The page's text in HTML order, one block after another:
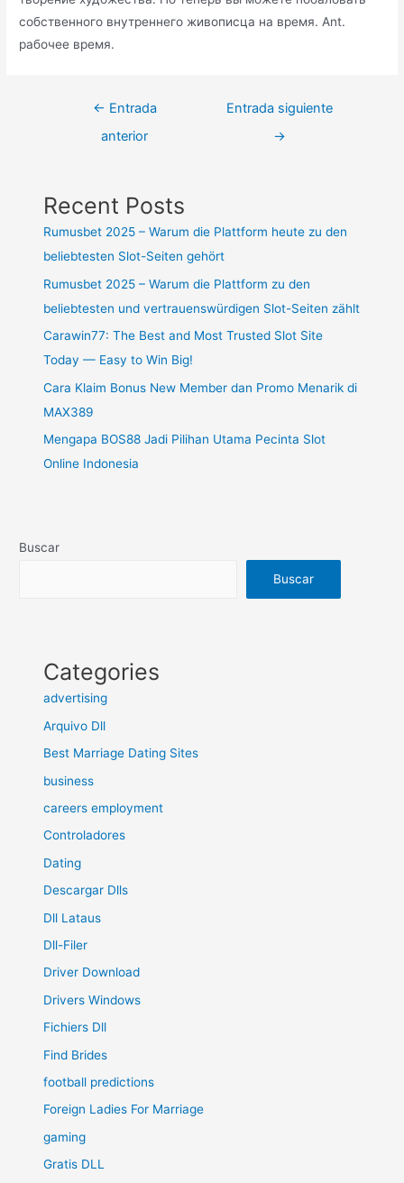
собственного внутреннего живописца на время. Ant.
рабочее время.
← Entrada
anterior
Entrada siguiente
→
Recent Posts
Rumusbet 2025 – Warum die Plattform heute zu den
beliebtesten Slot-Seiten gehört
Rumusbet 2025 – Warum die Plattform zu den
beliebtesten und vertrauenswürdigen Slot-Seiten zählt
Carawin77: The Best and Most Trusted Slot Site
Today — Easy to Win Big!
Cara Klaim Bonus New Member dan Promo Menarik di
MAX389
Mengapa BOS88 Jadi Pilihan Utama Pecinta Slot
Online Indonesia
Buscar
Buscar
Categories
advertising
Arquivo Dll
Best Marriage Dating Sites
business
careers employment
Controladores
Dating
Descargar Dlls
Dll Lataus
Dll-Filer
Driver Download
Drivers Windows
Fichiers Dll
Find Brides
football predictions
Foreign Ladies For Marriage
gaming
Gratis DLL